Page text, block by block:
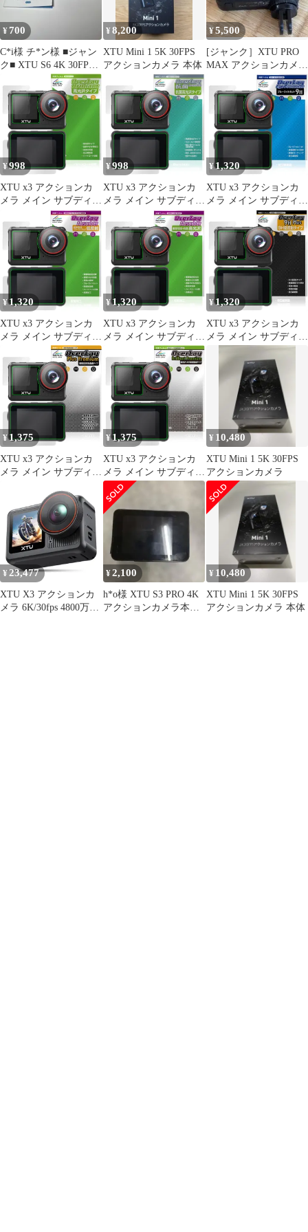
¥700
C*i様 チ*ン様 ■ジャン
ク■ XTU S6 4K 30FPS
アクションカメ
¥8,200
XTU Mini 1 5K 30FPS
アクションカメラ 本体
¥5,500
[ジャンク］XTU PRO
MAX アクションカメラ
¥998
XTU x3 アクションカ
メラ メイン サブディス
プレイセット 保護 フィ
ルム OverLay Brilliant
液晶保護 指紋がつきに
くい 指紋防止 高光沢
¥998
XTU x3 アクションカ
メラ メイン サブディス
プレイセット 保護 フィ
ルム OverLay 抗菌
Brilliant Hydro Ag+ 抗菌
抗ウイルス 高光沢
¥1,320
XTU x3 アクションカ
メラ メイン サブディス
プレイセット 保護 フィ
ルム OverLay Eye
Protector 9H 液晶保護
高硬度 ブルーライトカ
ット
¥1,320
XTU x3 アクションカ
メラ メイン サブディス
プレイセット 保護 フィ
ルム OverLay Absorber
低反射 衝撃吸収 ブルー
ライトカット 抗菌
¥1,320
XTU x3 アクションカ
メラ メイン サブディス
プレイセット 保護 フィ
ルム OverLay Absorber
高光沢 衝撃吸収 高光沢
ハードコート 抗菌
¥1,320
XTU x3 アクションカ
メラ メイン サブディス
プレイセット 保護 フィ
ルム OverLay 9H Plus
9H 高硬度 アンチグレ
ア 反射防止
¥1,375
XTU x3 アクションカ
メラ メイン サブディス
ルム OverLay Plus
Premium アンチグレア
反射防止 高透過 指紋防
止
¥1,375
XTU x3 アクションカ
メラ メイン サブディス
プレイセット 保護 フィ
ルム OverLay Brilliant
Premium 液晶保護 高光
沢 AR 反射低減
¥ 10,480
XTU Mini 1 5K 30FPS
アクションカメラ
¥23,477
XTU X3 アクションカ
メラ 6K/30fps 4800万画
¥2,100
h*o様 XTU S3 PRO 4K
アクションカメラ本体
¥ 10,480
XTU Mini 1 5K 30FPS
アクションカメラ 本体